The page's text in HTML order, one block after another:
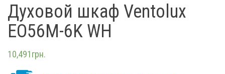
Духовой шкаф Ventolux
EO56M-6K WH
10,491грн.